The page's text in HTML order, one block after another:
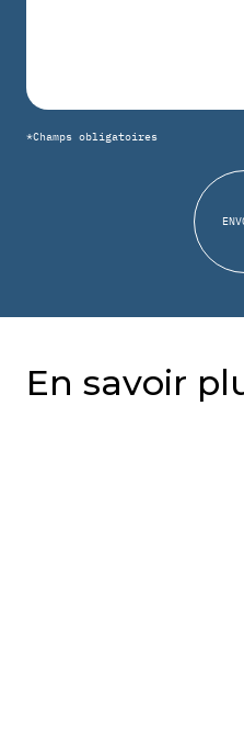
*Champs obligatoires
En savoir